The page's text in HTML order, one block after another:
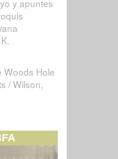
y apuntes
Woods Hole
/ Wilson,